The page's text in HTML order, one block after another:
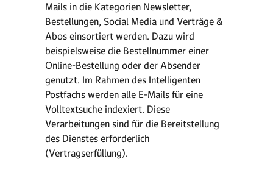
Mails in die Kategorien Newsletter,
Bestellungen, Social Media und Verträge &
Abos einsortiert werden. Dazu wird
beispielsweise die Bestellnummer einer
Online-Bestellung oder der Absender
genutzt. Im Rahmen des Intelligenten
Postfachs werden alle E-Mails für eine
Volltextsuche indexiert. Diese
Verarbeitungen sind für die Bereitstellung
des Dienstes erforderlich
(Vertragserfüllung).